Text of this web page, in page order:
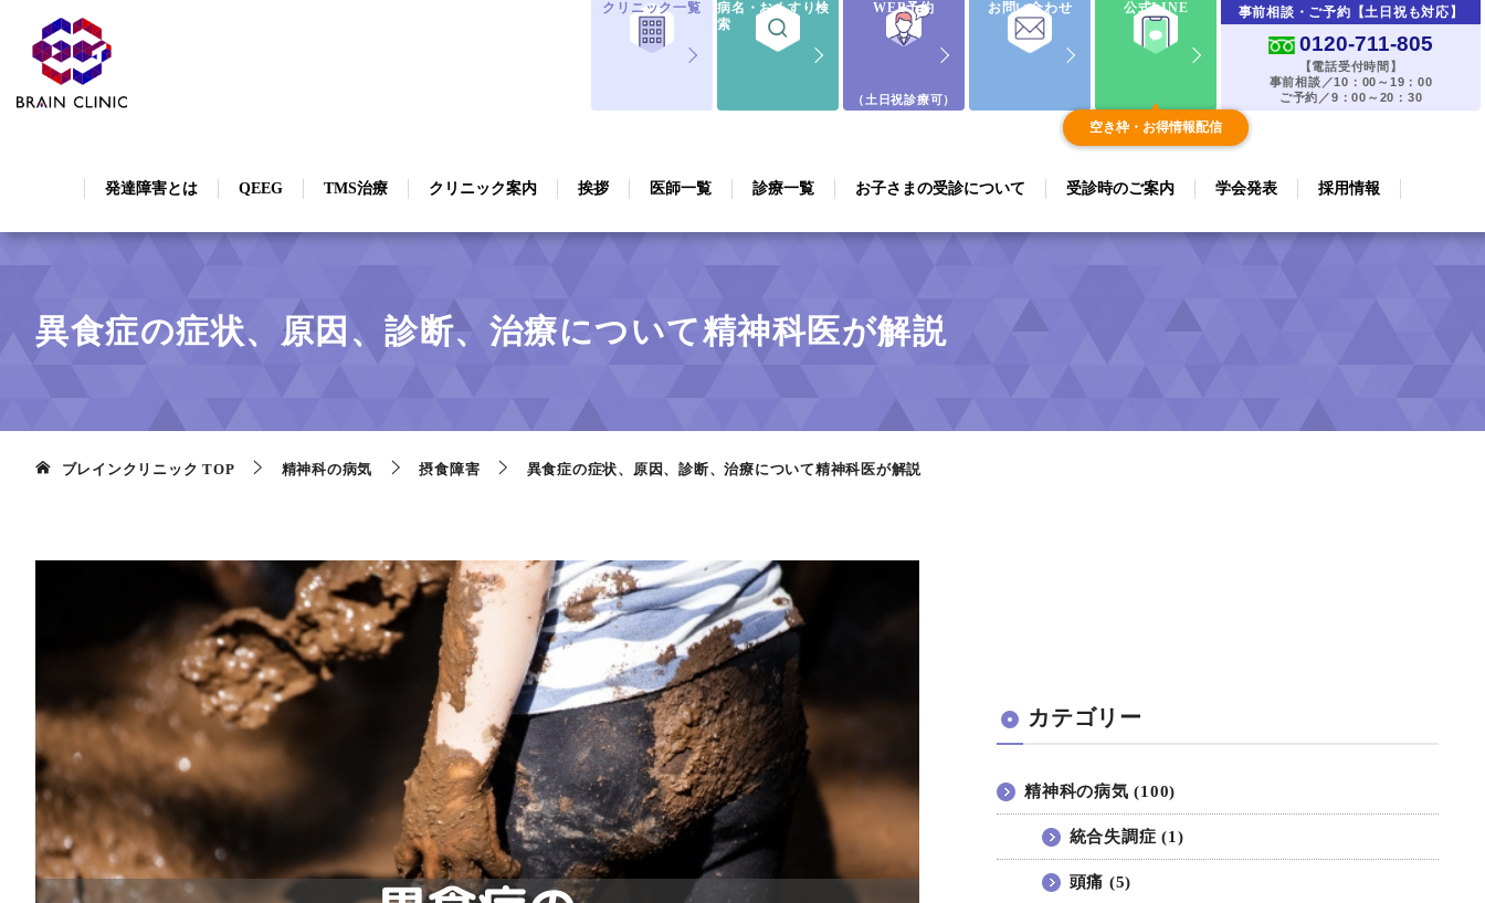
発達障害とは QEEG TMS治療 クリニック案内 挨拶 医師一覧 診療一覧 お子さまの受診について 受診時のご案内 学会発表 採用情報
クリニック一覧
病名・おくすり検
索
WEB予約
（土日祝診療可）
お問い合わせ 公式LINE
空き枠・お得情報配信
事前相談・ご予約【土日祝も対応】
0120-711-805
【電話受付時間】
事前相談／10：00～19：00
ご予約／9：00～20：30
異食症の症状、原因、診断、治療について精神科医が解説
ブレインクリニック TOP 精神科の病気 摂食障害 異食症の症状、原因、診断、治療について精神科医が解説
カテゴリー
精神科の病気 (100)
統合失調症 (1)
頭痛 (5)